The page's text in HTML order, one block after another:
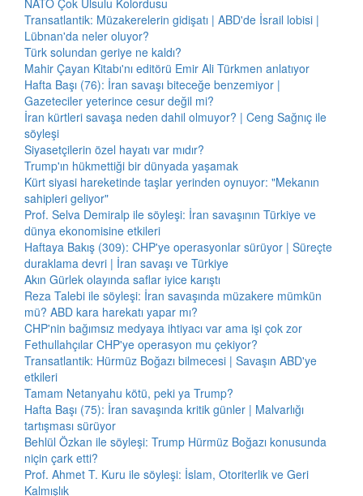
NATO Çok Ulsulu Kolordusu
Transatlantik: Müzakerelerin gidişatı | ABD'de İsrail lobisi |
Lübnan'da neler oluyor?
Türk solundan geriye ne kaldı?
Mahir Çayan Kitabı'nı editörü Emir Ali Türkmen anlatıyor
Hafta Başı (76): İran savaşı biteceğe benzemiyor |
Gazeteciler yeterince cesur değil mi?
İran kürtleri savaşa neden dahil olmuyor? | Ceng Sağnıç ile
söyleşi
Siyasetçilerin özel hayatı var mıdır?
Trump'ın hükmettiği bir dünyada yaşamak
Kürt siyasi hareketinde taşlar yerinden oynuyor: "Mekanın
sahipleri geliyor"
Prof. Selva Demiralp ile söyleşi: İran savaşının Türkiye ve
dünya ekonomisine etkileri
Haftaya Bakış (309): CHP'ye operasyonlar sürüyor | Süreçte
duraklama devri | İran savaşı ve Türkiye
Akın Gürlek olayında saflar iyice karıştı
Reza Talebi ile söyleşi: İran savaşında müzakere mümkün
mü? ABD kara harekatı yapar mı?
CHP'nin bağımsız medyaya ihtiyacı var ama işi çok zor
Fethullahçılar CHP'ye operasyon mu çekiyor?
Transatlantik: Hürmüz Boğazı bilmecesi | Savaşın ABD'ye
etkileri
Tamam Netanyahu kötü, peki ya Trump?
Hafta Başı (75): İran savaşında kritik günler | Malvarlığı
tartışması sürüyor
Behlül Özkan ile söyleşi: Trump Hürmüz Boğazı konusunda
niçin çark etti?
Prof. Ahmet T. Kuru ile söyleşi: İslam, Otoriterlik ve Geri
Kalmışlık